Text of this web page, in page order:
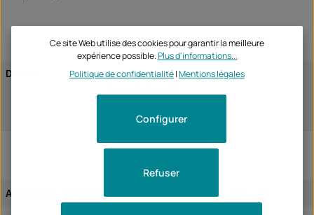
Ducati
Panigale 959 2016
Panigale 959 2019
Attribution de l'article:
Ce site Web utilise des cookies pour garantir la meilleure
expérience possible.Plus d'informations...
Politique de confidentialité|Mentions légales
Refuser
Configurer